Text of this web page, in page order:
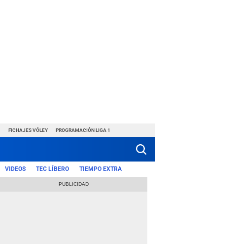
FICHAJES VÓLEY PROGRAMACIÓN LIGA 1
VIDEOS TEC LÍBERO TIEMPO EXTRA